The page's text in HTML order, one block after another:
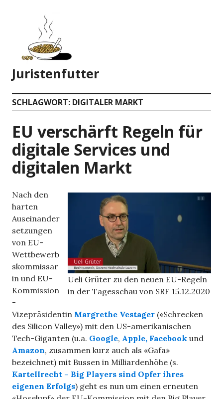
springen
Juristenfutter
SCHLAGWORT: DIGITALER MARKT
EU verschärft Regeln für
digitale Services und
digitalen Markt
Ueli Grüter zu den neuen EU-Regeln
in der Tagesschau von SRF 15.12.2020
Nach den
harten
Auseinander
setzungen
von EU-
Wettbewerb
skommissar
in und EU-
Kommission
-
Vizepräsidentin Margrethe Vestager («Schrecken
des Silicon Valley») mit den US-amerikanischen
Tech-Giganten (u.a. Google, Apple, Facebook und
Amazon, zusammen kurz auch als «Gafa»
bezeichnet) mit Bussen in Milliardenhöhe (s.
Kartellrecht – Big Players sind Opfer ihres
eigenen Erfolgs) geht es nun um einen erneuten